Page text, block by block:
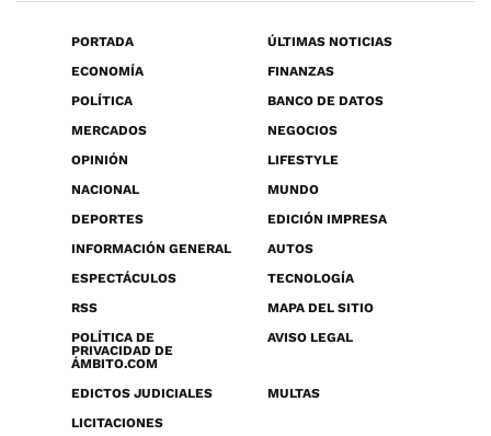
PORTADA
ÚLTIMAS NOTICIAS
ECONOMÍA
FINANZAS
POLÍTICA
BANCO DE DATOS
MERCADOS
NEGOCIOS
OPINIÓN
LIFESTYLE
NACIONAL
MUNDO
DEPORTES
EDICIÓN IMPRESA
INFORMACIÓN GENERAL
AUTOS
ESPECTÁCULOS
TECNOLOGÍA
RSS
MAPA DEL SITIO
POLÍTICA DE
PRIVACIDAD DE
ÁMBITO.COM
AVISO LEGAL
EDICTOS JUDICIALES
MULTAS
LICITACIONES